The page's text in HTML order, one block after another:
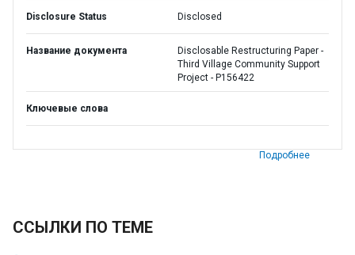
Disclosure Status Disclosed
Название документа
Disclosable Restructuring Paper -
Third Village Community Support
Project - P156422
Ключевые слова
Подробнее
ССЫЛКИ ПО ТЕМЕ